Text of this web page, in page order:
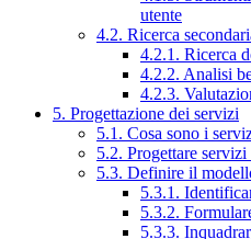
utente
4.2. Ricerca
4.2.1. Ricerca
4.2.2. Analisi
4.2.3.
5. Progettazione dei servizi
5.1. Cosa sono i
5.2. Progettare
5.3. Definire il
5.3.1.
5.3.2.
5.3.3.